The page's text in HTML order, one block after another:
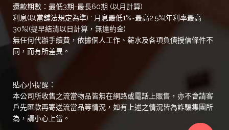
還款期數：最低3期-最長60期 (以月計算)
利息(以當舖法規定為準) : 月息最低1%~最高2.5%[年利率最高
30%](提早結清以日計算，無違約金)
無任何代辦手續費，依據個人工作、薪水及各項負債授信條件不
同，而有所差異。
貼心小提醒：
本公司所收售之流當物品皆無在網路或電話上販售，亦不會請客
戶先匯款再寄送流當品等情況，如有上述之情況皆為詐騙集團所
為，請小心上當。